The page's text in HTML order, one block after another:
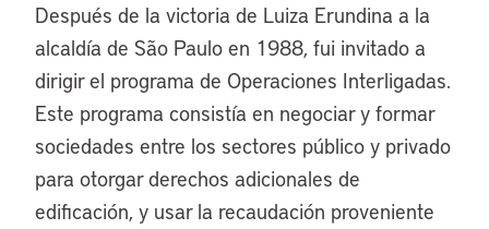
Después de la victoria de Luiza Erundina a la
alcaldía de São Paulo en 1988, fui invitado a
dirigir el programa de Operaciones Interligadas.
Este programa consistía en negociar y formar
sociedades entre los sectores público y privado
para otorgar derechos adicionales de
edificación, y usar la recaudación proveniente